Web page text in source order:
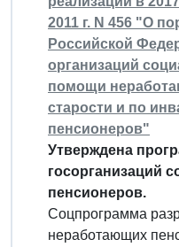
2011 г. N 456 "О
Российской
организаций
помощи
старости и по
пенсионеров"
Утверждена
госорганизаций
пенсионеров.
Соцпрограмма
неработающих